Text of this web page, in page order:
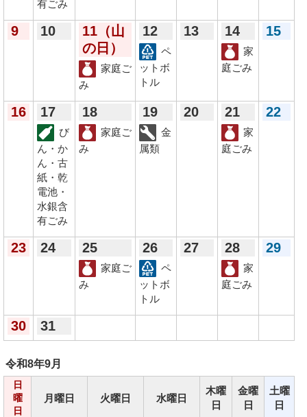
有ごみ
9 10 11 （山
の日）
家庭ご
み
12
ペ
ットボ
トル
13 14
家
庭ごみ
15
16 17
び
ん・か
ん・古
紙・乾
電池・
水銀含
有ごみ
18
家庭ご
み
19
金
属類
20 21
家
庭ごみ
22
23 24 25
家庭ご
み
26
ペ
ットボ
トル
27 28
家
庭ごみ
29
30 31
令和8年9月
日
曜
日
月曜日 火曜日 水曜日
木曜
日
金曜
日
土曜
日